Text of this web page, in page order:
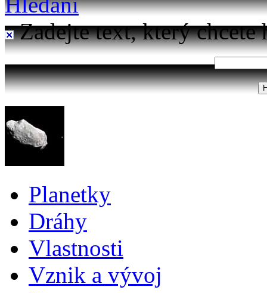
Zadejte text, který chcete
Planetky
Dráhy
Vlastnosti
Vznik a vývoj